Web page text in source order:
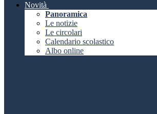
Novità
Panoramica
Le notizie
Le circolari
Calendario scolastico
Albo online